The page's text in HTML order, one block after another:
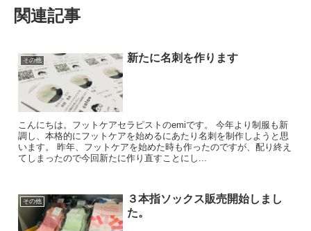
関連記事
その他 新たに名刺を作ります
こんにちは。フットケアセラピストのemiです。 今年より制服も新
調し、本格的にフットケアを始めるにあたり名刺を制作しようと思
います。 昨年、フットケアを始めた時も作ったのですが、配り終え
てしまったので今回新たに作り直すことにし...
その他
３本指ソックス販売開始しまし
た。